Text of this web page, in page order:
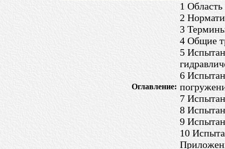
Оглавление:
1
2
3
4 Общие
5
6
7
8
9
10